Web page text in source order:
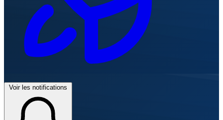
Voir les notifications